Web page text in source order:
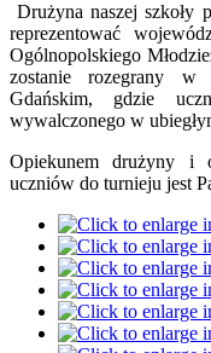
Drużyna naszej szkoły
reprezentować
Ogólnopolskiego
zostanie rozegrany
Gdańskim, gdzie
wywalczonego w
Opiekunem drużyny i
uczniów do turnieju jest